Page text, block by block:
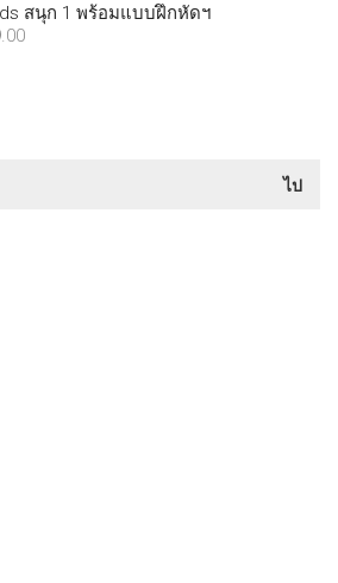
สนุก 1 พร้อมแบบฝึกหัดฯ
ไป